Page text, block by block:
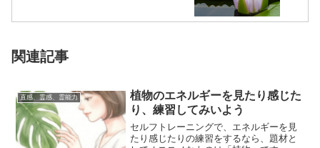
関連記事
直感、霊感、霊能力
植物のエネルギーを見たり感じた
り、練習してみいよう
セルフトレーニングで、エネルギーを見
たり感じたりの練習をするなら、題材と